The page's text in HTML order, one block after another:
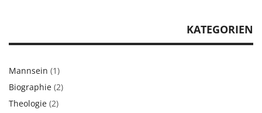
KATEGORIEN
Mannsein (1)
Biographie (2)
Theologie (2)